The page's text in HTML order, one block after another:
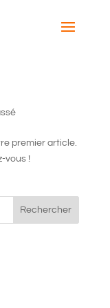
premier article.
vous !